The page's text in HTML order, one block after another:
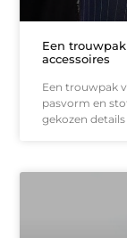
Een
accessoires
Een trouwpak
pasvorm en
gekozen